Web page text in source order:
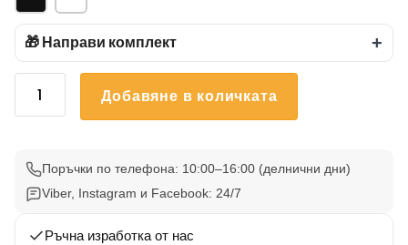
🎁 Направи комплект +
количество
Черепи
Добавяне в количката
Поръчки по телефона: 10:00–16:00 (делнични дни)
Viber, Instagram и Facebook: 24/7
Ръчна изработка от нас